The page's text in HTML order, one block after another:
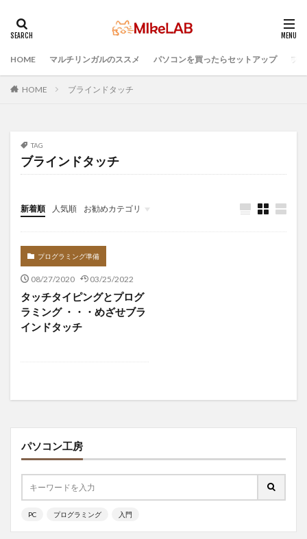
HOME マルチリンガルのススメ パソコンを買ったらセットアップ プ
HOME ブラインドタッチ
TAG
ブラインドタッチ
新着順 人気順 お勧めカテゴリ
Infomation
プログラミング準備
08/27/2020 03/25/2022
タッチタイピングとプログ
ラミング ・・・めざせブラ
インドタッチ
パソコン工房
PC プログラミング 入門
タグ
ブラインドタッチ PC選択
PCセットアップ